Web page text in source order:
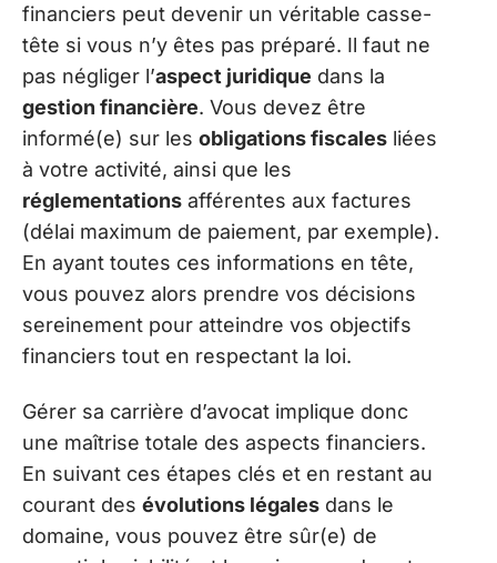
financiers peut devenir un véritable casse-
tête si vous n’y êtes pas préparé. Il faut ne
pas négliger l’aspect juridique dans la
gestion financière. Vous devez être
informé(e) sur les obligations fiscales liées
à votre activité, ainsi que les
réglementations afférentes aux factures
(délai maximum de paiement, par exemple).
En ayant toutes ces informations en tête,
vous pouvez alors prendre vos décisions
sereinement pour atteindre vos objectifs
financiers tout en respectant la loi.
Gérer sa carrière d’avocat implique donc
une maîtrise totale des aspects financiers.
En suivant ces étapes clés et en restant au
courant des évolutions légales dans le
domaine, vous pouvez être sûr(e) de